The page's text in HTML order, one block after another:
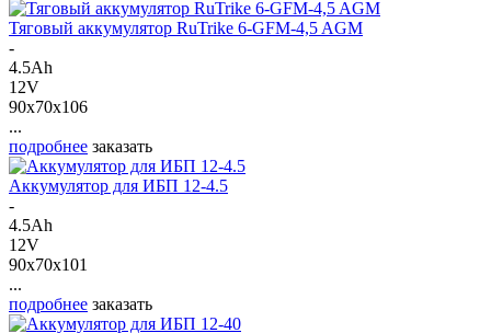
Тяговый аккумулятор RuTrike 6-GFM-4,5 AGM
-
4.5Ah
12V
90x70x106
...
подробнее заказать
Аккумулятор для ИБП 12-4.5
-
4.5Ah
12V
90x70x101
...
подробнее заказать